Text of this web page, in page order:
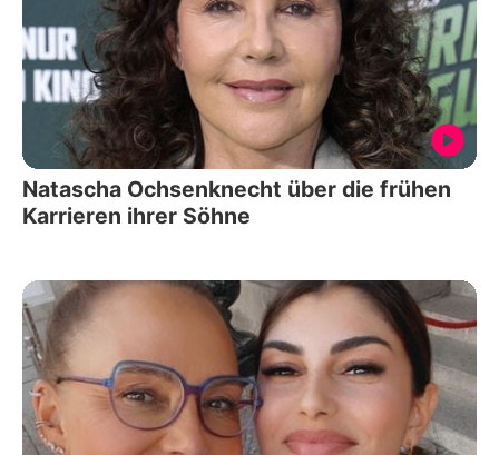
Natascha Ochsenknecht über die frühen
Karrieren ihrer Söhne